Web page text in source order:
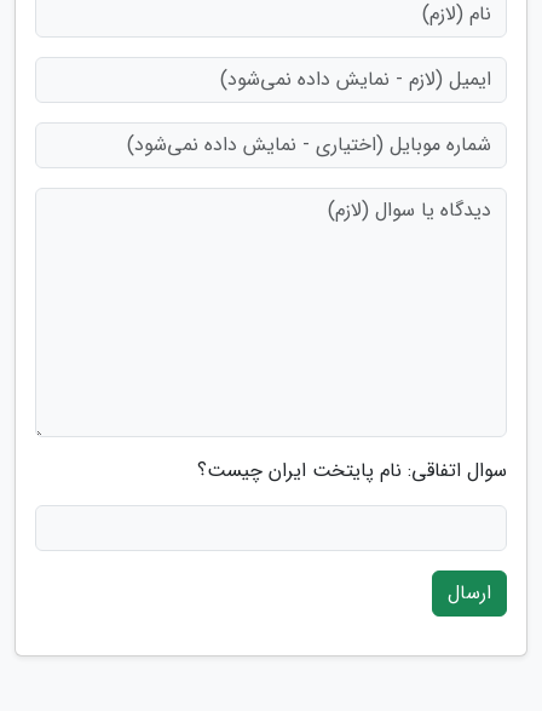
سوال اتفاقی: نام پایتخت ایران چیست؟
ارسال